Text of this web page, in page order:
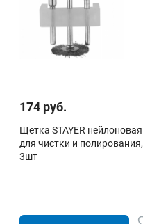
174 руб.
Щетка STAYER нейлоновая
для чистки и полирования,
3шт